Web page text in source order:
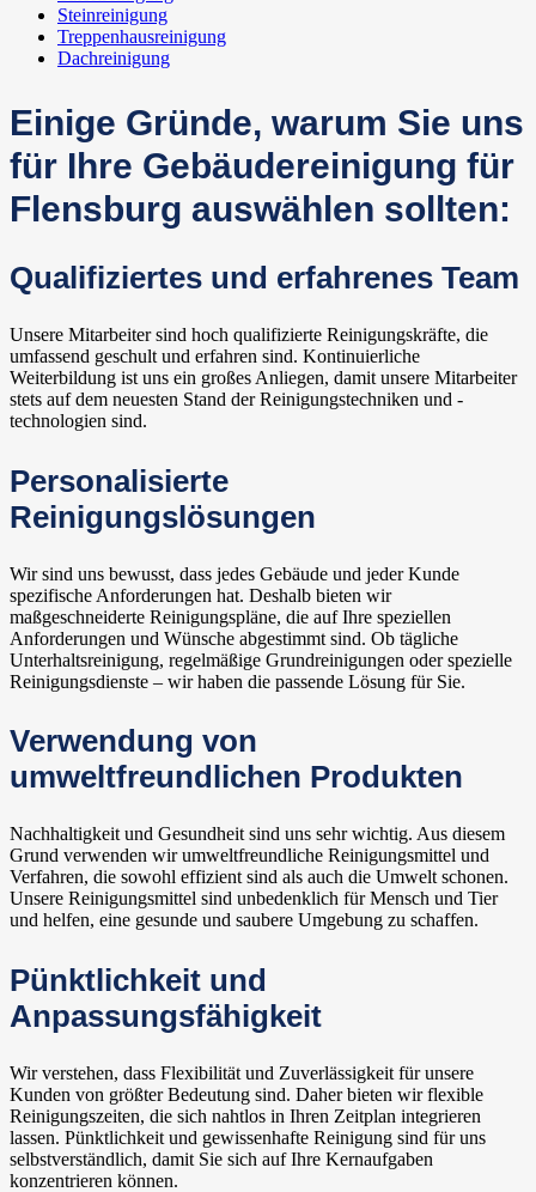
Steinreinigung
Treppenhausreinigung
Dachreinigung
Einige Gründe, warum Sie uns
für Ihre Gebäudereinigung für
Flensburg auswählen sollten:
Qualifiziertes und erfahrenes Team
Unsere Mitarbeiter sind hoch qualifizierte Reinigungskräfte, die
umfassend geschult und erfahren sind. Kontinuierliche
Weiterbildung ist uns ein großes Anliegen, damit unsere Mitarbeiter
stets auf dem neuesten Stand der Reinigungstechniken und -
technologien sind.
Personalisierte
Reinigungslösungen
Wir sind uns bewusst, dass jedes Gebäude und jeder Kunde
spezifische Anforderungen hat. Deshalb bieten wir
maßgeschneiderte Reinigungspläne, die auf Ihre speziellen
Anforderungen und Wünsche abgestimmt sind. Ob tägliche
Unterhaltsreinigung, regelmäßige Grundreinigungen oder spezielle
Reinigungsdienste – wir haben die passende Lösung für Sie.
Verwendung von
umweltfreundlichen Produkten
Nachhaltigkeit und Gesundheit sind uns sehr wichtig. Aus diesem
Grund verwenden wir umweltfreundliche Reinigungsmittel und
Verfahren, die sowohl effizient sind als auch die Umwelt schonen.
Unsere Reinigungsmittel sind unbedenklich für Mensch und Tier
und helfen, eine gesunde und saubere Umgebung zu schaffen.
Pünktlichkeit und
Anpassungsfähigkeit
Wir verstehen, dass Flexibilität und Zuverlässigkeit für unsere
Kunden von größter Bedeutung sind. Daher bieten wir flexible
Reinigungszeiten, die sich nahtlos in Ihren Zeitplan integrieren
lassen. Pünktlichkeit und gewissenhafte Reinigung sind für uns
selbstverständlich, damit Sie sich auf Ihre Kernaufgaben
konzentrieren können.